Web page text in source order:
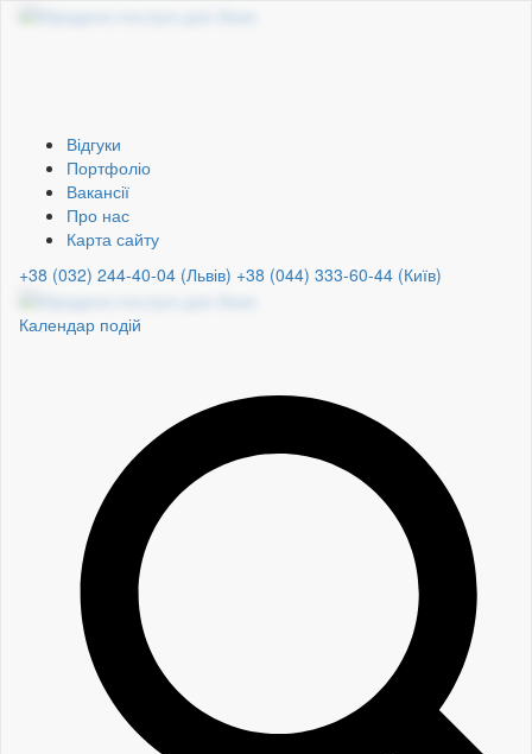
Відгуки
Портфоліо
Вакансії
Про нас
Карта сайту
+38 (032) 244-40-04 (Львів) +38 (044) 333-60-44 (Київ)
Календар подій